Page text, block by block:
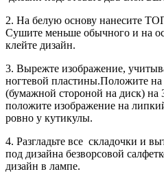
2. На белую основу нанесите
Сушите меньше обычного и на
клейте дизайн.
3. Вырежте изображение,
ногтевой
(бумажной стороной на диск)
положите изображение на
ровно у кутикулы.
4. Разгладьте все складочки и
под дизайна безворсовой
дизайн в лампе.